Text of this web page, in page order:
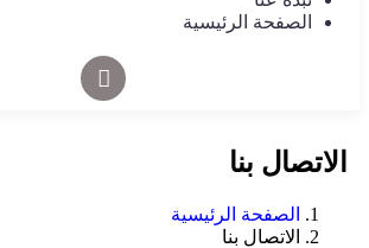
الصفحة الرئيسية
الاتصال بنا
الصفحة الرئيسية
الاتصال بنا